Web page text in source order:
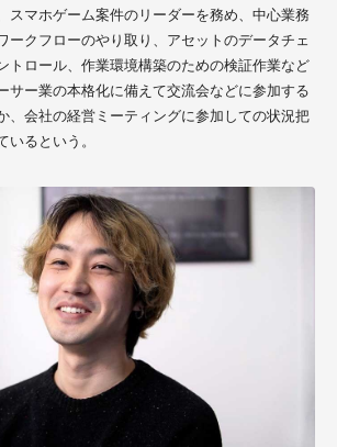
スマホゲーム案件のリーダーを務め、中心業務
ークフローのやり取り、アセットのデータチェ
トロール、作業環境構築のための検証作業など
サー業の本格化に備えて交流会などに参加する
、会社の経営ミーティングに参加しての状況把
いるという。